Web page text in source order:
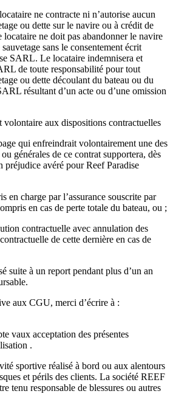
ne contracte ni n’autorise aucun
ou dette sur le navire ou à crédit de
ne doit pas abandonner le navire
sans le consentement écrit
SARL. Le locataire indemnisera et
de toute responsabilité pour tout
ou dette découlant du bateau ou du
résultant d’un acte ou d’une omission
aux dispositions contractuelles
qui enfreindrait volontairement une des
générales de ce contrat supportera, dès
préjudice avéré pour Reef Paradise
en charge par l’assurance souscrite par
en cas de perte totale du bateau, ou ;
contractuelle avec annulation des
de cette dernière en cas de
suite à un report pendant plus d’un an
aux CGU, merci d’écrire à :
vaux acceptation des présentes
.
sportive réalisé à bord ou aux alentours
et périls des clients. La société REEF
tenu responsable de blessures ou autres